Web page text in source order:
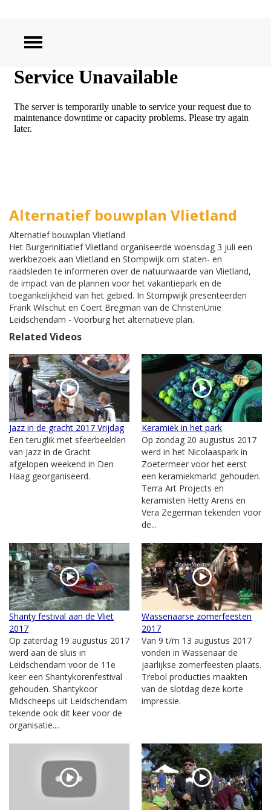
ZOEKEN
Alternatief bouwplan Vlietland
Alternatief bouwplan Vlietland
Het Burgerinitiatief Vlietland organiseerde woensdag 3 juli een
werkbezoek aan Vlietland en Stompwijk om staten- en
raadsleden te informeren over de natuurwaarde van Vlietland,
de impact van de plannen voor het vakantiepark en de
toegankelijkheid van het gebied. In Stompwijk presenteerden
Frank Wilschut en Coert Bregman van de ChristenUnie
Leidschendam - Voorburg het alternatieve plan.
Related Videos
Jazz in de gracht 2017 Vrijdag
Een teruglik met sfeerbeelden
van Jazz in de Gracht
afgelopen weekend in Den
Haag georganiseerd.
Keramiek in het park
Op zondag 20 augustus 2017
werd in het Nicolaaspark in
Zoetermeer voor het eerst
een keramiekmarkt gehouden.
Terra Art Projects en
keramisten Hetty Arens en
Vera Zegerman tekenden voor
de...
Shanty festival aan de Vliet
2017
Op zaterdag 19 augustus 2017
werd aan de sluis in
Leidschendam voor de 11e
keer een Shantykorenfestival
gehouden. Shantykoor
Midscheeps uit Leidschendam
tekende ook dit keer voor de
organisatie....
Wassenaarse zomerfeesten
2017
Van 9 t/m 13 augustus 2017
vonden in Wassenaar de
jaarlijkse zomerfeesten plaats.
Trebol producties maakten
van de slotdag deze korte
impressie.